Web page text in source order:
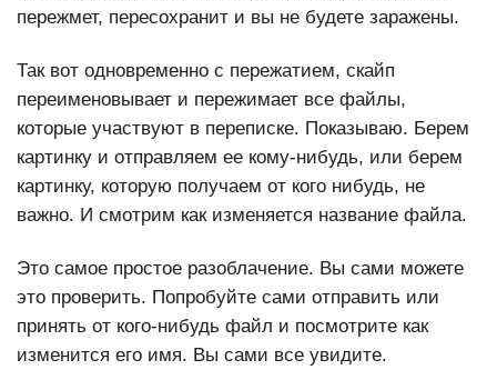
пережмет, пересохранит и вы не будете заражены.
Так вот одновременно с пережатием, скайп
переименовывает и пережимает все файлы,
которые участвуют в переписке. Показываю. Берем
картинку и отправляем ее кому-нибудь, или берем
картинку, которую получаем от кого нибудь, не
важно. И смотрим как изменяется название файла.
Это самое простое разоблачение. Вы сами можете
это проверить. Попробуйте сами отправить или
принять от кого-нибудь файл и посмотрите как
изменится его имя. Вы сами все увидите.